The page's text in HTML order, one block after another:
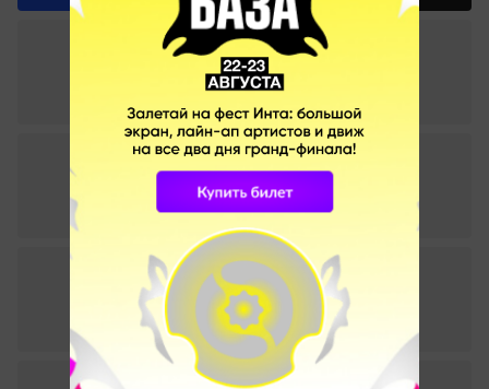
The International 2023. 29.08.2023
2 – 1
DPC ЮВА 2023: Tour 3 - Division 1. 31.05.2023
Execration – Team SMG
СТАТИСТИКА МАТЧА
DPC ЮВА 2023: Tour 3 - Division 1. 31.05.2023
Execration 2 – 1 Team SMG
СТАТИСТИКА МАТЧА
DPC ЮВА 2023: Tour 3 - Division 1. 29.05.2023